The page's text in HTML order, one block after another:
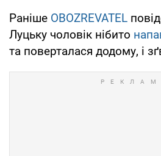
Раніше OBOZREVATEL
Луцьку чоловік нібито
та поверталася додому, і